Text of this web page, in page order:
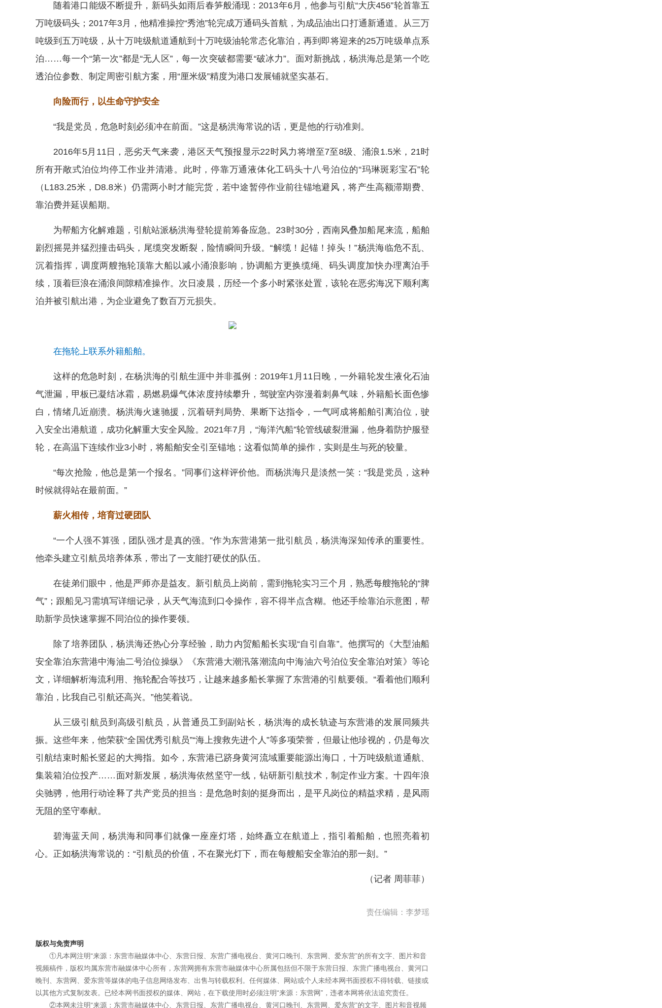
随着港口能级不断提升，新码头如雨后春笋般涌现：2013年6月，他参与引航“大庆456”轮首靠五
万吨级码头；2017年3月，他精准操控“秀池”轮完成万通码头首航，为成品油出口打通新通道。从三万
吨级到五万吨级，从十万吨级航道通航到十万吨级油轮常态化靠泊，再到即将迎来的25万吨级单点系
泊……每一个“第一次”都是“无人区”，每一次突破都需要“破冰力”。面对新挑战，杨洪海总是第一个吃
透泊位参数、制定周密引航方案，用“厘米级”精度为港口发展铺就坚实基石。
向险而行，以生命守护安全
“我是党员，危急时刻必须冲在前面。”这是杨洪海常说的话，更是他的行动准则。
2016年5月11日，恶劣天气来袭，港区天气预报显示22时风力将增至7至8级、涌浪1.5米，21时
所有开敞式泊位均停工作业并清港。此时，停靠万通液体化工码头十八号泊位的“玛琳斑彩宝石”轮
（L183.25米，D8.8米）仍需两小时才能完货，若中途暂停作业前往锚地避风，将产生高额滞期费、
靠泊费并延误船期。
为帮船方化解难题，引航站派杨洪海登轮提前筹备应急。23时30分，西南风叠加船尾来流，船舶
剧烈摇晃并猛烈撞击码头，尾缆突发断裂，险情瞬间升级。“解缆！起锚！掉头！”杨洪海临危不乱、
沉着指挥，调度两艘拖轮顶靠大船以减小涌浪影响，协调船方更换缆绳、码头调度加快办理离泊手
续，顶着巨浪在涌浪间隙精准操作。次日凌晨，历经一个多小时紧张处置，该轮在恶劣海况下顺利离
泊并被引航出港，为企业避免了数百万元损失。
在拖轮上联系外籍船舶。
这样的危急时刻，在杨洪海的引航生涯中并非孤例：2019年1月11日晚，一外籍轮发生液化石油
气泄漏，甲板已凝结冰霜，易燃易爆气体浓度持续攀升，驾驶室内弥漫着刺鼻气味，外籍船长面色惨
白，情绪几近崩溃。杨洪海火速驰援，沉着研判局势、果断下达指令，一气呵成将船舶引离泊位，驶
入安全出港航道，成功化解重大安全风险。2021年7月，“海洋汽船”轮管线破裂泄漏，他身着防护服登
轮，在高温下连续作业3小时，将船舶安全引至锚地；这看似简单的操作，实则是生与死的较量。
“每次抢险，他总是第一个报名。”同事们这样评价他。而杨洪海只是淡然一笑：“我是党员，这种
时候就得站在最前面。”
薪火相传，培育过硬团队
“一个人强不算强，团队强才是真的强。”作为东营港第一批引航员，杨洪海深知传承的重要性。
他牵头建立引航员培养体系，带出了一支能打硬仗的队伍。
在徒弟们眼中，他是严师亦是益友。新引航员上岗前，需到拖轮实习三个月，熟悉每艘拖轮的“脾
气”；跟船见习需填写详细记录，从天气海流到口令操作，容不得半点含糊。他还手绘靠泊示意图，帮
助新学员快速掌握不同泊位的操作要领。
除了培养团队，杨洪海还热心分享经验，助力内贸船船长实现“自引自靠”。他撰写的《大型油船
安全靠泊东营港中海油二号泊位操纵》《东营港大潮汛落潮流向中海油六号泊位安全靠泊对策》等论
文，详细解析海流利用、拖轮配合等技巧，让越来越多船长掌握了东营港的引航要领。“看着他们顺利
靠泊，比我自己引航还高兴。”他笑着说。
从三级引航员到高级引航员，从普通员工到副站长，杨洪海的成长轨迹与东营港的发展同频共
振。这些年来，他荣获“全国优秀引航员”“海上搜救先进个人”等多项荣誉，但最让他珍视的，仍是每次
引航结束时船长竖起的大拇指。如今，东营港已跻身黄河流域重要能源出海口，十万吨级航道通航、
集装箱泊位投产……面对新发展，杨洪海依然坚守一线，钻研新引航技术，制定作业方案。十四年浪
尖驰骋，他用行动诠释了共产党员的担当：是危急时刻的挺身而出，是平凡岗位的精益求精，是风雨
无阻的坚守奉献。
碧海蓝天间，杨洪海和同事们就像一座座灯塔，始终矗立在航道上，指引着船舶，也照亮着初
心。正如杨洪海常说的：“引航员的价值，不在聚光灯下，而在每艘船安全靠泊的那一刻。”
（记者 周菲菲）
责任编辑：李梦瑶
版权与免责声明
①凡本网注明“来源：东营市融媒体中心、东营日报、东营广播电视台、黄河口晚刊、东营网、爱东营”的所有文字、图片和音
视频稿件，版权均属东营市融媒体中心所有，东营网拥有东营市融媒体中心所属包括但不限于东营日报、东营广播电视台、黄河口
晚刊、东营网、爱东营等媒体的电子信息网络发布、出售与转载权利。任何媒体、网站或个人未经本网书面授权不得转载、链接或
以其他方式复制发表。已经本网书面授权的媒体、网站，在下载使用时必须注明“来源：东营网”，违者本网将依法追究责任。
②本网未注明“来源：东营市融媒体中心、东营日报、东营广播电视台、黄河口晚刊、东营网、爱东营”的文字、图片和音视频